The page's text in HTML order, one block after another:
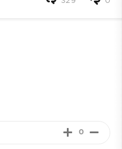
0